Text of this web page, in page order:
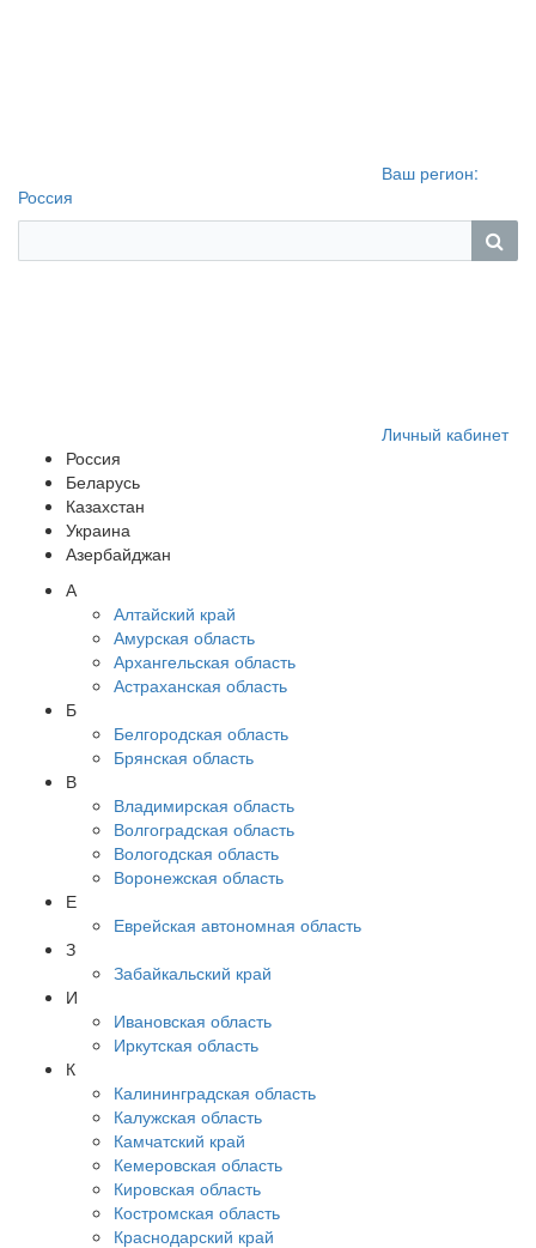
Ваш регион:
Россия
Личный кабинет
Россия
Беларусь
Казахстан
Украина
Азербайджан
А
Алтайский край
Амурская область
Архангельская область
Астраханская область
Б
Белгородская область
Брянская область
В
Владимирская область
Волгоградская область
Вологодская область
Воронежская область
Е
Еврейская автономная область
З
Забайкальский край
И
Ивановская область
Иркутская область
К
Калининградская область
Калужская область
Камчатский край
Кемеровская область
Кировская область
Костромская область
Краснодарский край